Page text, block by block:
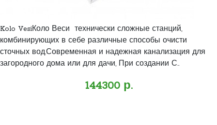
Kolo VesiКоло Веси технически сложные станций,
комбинирующих в себе различные способы очисти
сточных вод.Современная и надежная канализация для
загородного дома или для дачи, При создании С..
144300 р.